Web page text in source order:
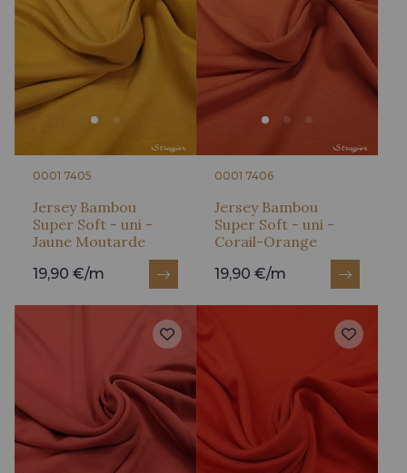
0001 7405
Jersey Bambou
Super Soft - uni -
Jaune Moutarde
19,90 €/m
0001 7406
Jersey Bambou
Super Soft - uni -
Corail-Orange
19,90 €/m